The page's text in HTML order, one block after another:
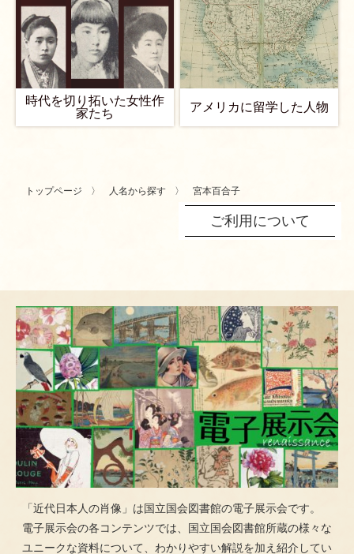
時代を切り拓いた女性作
家たち
アメリカに留学した人物
トップページ 人名から探す 宮本百合子
ご利用について
「近代日本人の肖像」は国立国会図書館の電子展示会です。
電子展示会の各コンテンツでは、国立国会図書館所蔵の様々な
ユニークな資料について、わかりやすい解説を加え紹介してい